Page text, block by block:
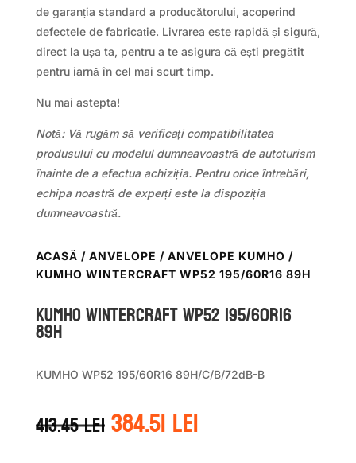
de garanția standard a producătorului, acoperind
defectele de fabricație. Livrarea este rapidă și sigură,
direct la ușa ta, pentru a te asigura că ești pregătit
pentru iarnă în cel mai scurt timp.
Nu mai astepta!
Notă: Vă rugăm să verificați compatibilitatea
produsului cu modelul dumneavoastră de autoturism
înainte de a efectua achiziția. Pentru orice întrebări,
echipa noastră de experți este la dispoziția
dumneavoastră.
ACASĂ / ANVELOPE / ANVELOPE KUMHO /
KUMHO WINTERCRAFT WP52 195/60R16 89H
Kumho WINTERCRAFT WP52 195/60R16
89H
KUMHO WP52 195/60R16 89H/C/B/72dB-B
413.45leiPrețul
inițial
384.51leiPrețul
curent